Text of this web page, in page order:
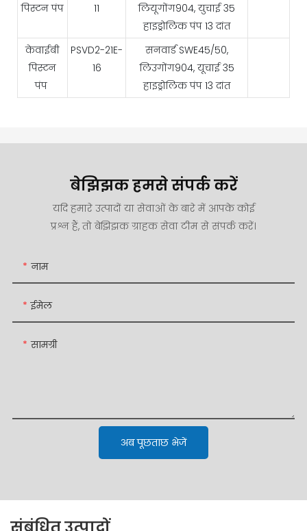
पिस्टन पंप
11
लियूगोंग904, युचाई 35
हाइड्रोलिक पंप 13 दांत
केवाईबी
पिस्टन
पंप
PSVD2-21E-
16
सनवार्ड SWE45/50,
लिउगोंग904, यूचाई 35
हाइड्रोलिक पंप 13 दांत
बेझिझक हमसे संपर्क करें
यदि हमारे उत्पादों या सेवाओं के बारे में आपके कोई
प्रश्न हैं, तो बेझिझक ग्राहक सेवा टीम से संपर्क करें।
नाम
ईमेल
सामग्री
अब पूछताछ भेजें